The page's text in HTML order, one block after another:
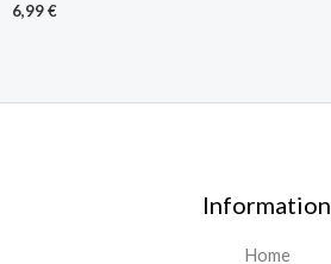
6,99€
Information
Home